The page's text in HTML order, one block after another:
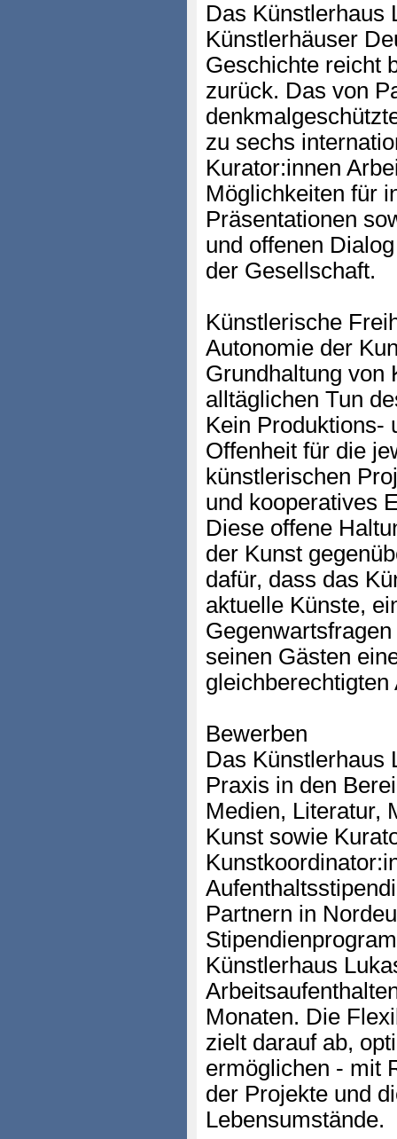
Das Künstlerhaus
Künstlerhäuser
Geschichte reicht
zurück. Das von
zu sechs
Kurator:innen
Möglichkeiten für
Präsentationen
und offenen
der Gesellschaft.
Künstlerische
Autonomie der
Grundhaltung von
alltäglichen Tun
Kein Produktions-
Offenheit für die
künstlerischen
und kooperatives
Diese offene
der Kunst
dafür, dass das
aktuelle Künste,
seinen Gästen
Bewerben
Das Künstlerhaus
Praxis in den
Medien, Literatur,
Kunst sowie
Partnern in
Künstlerhaus
Monaten. Die
zielt darauf ab,
ermöglichen - mit
der Projekte und
Lebensumstände.